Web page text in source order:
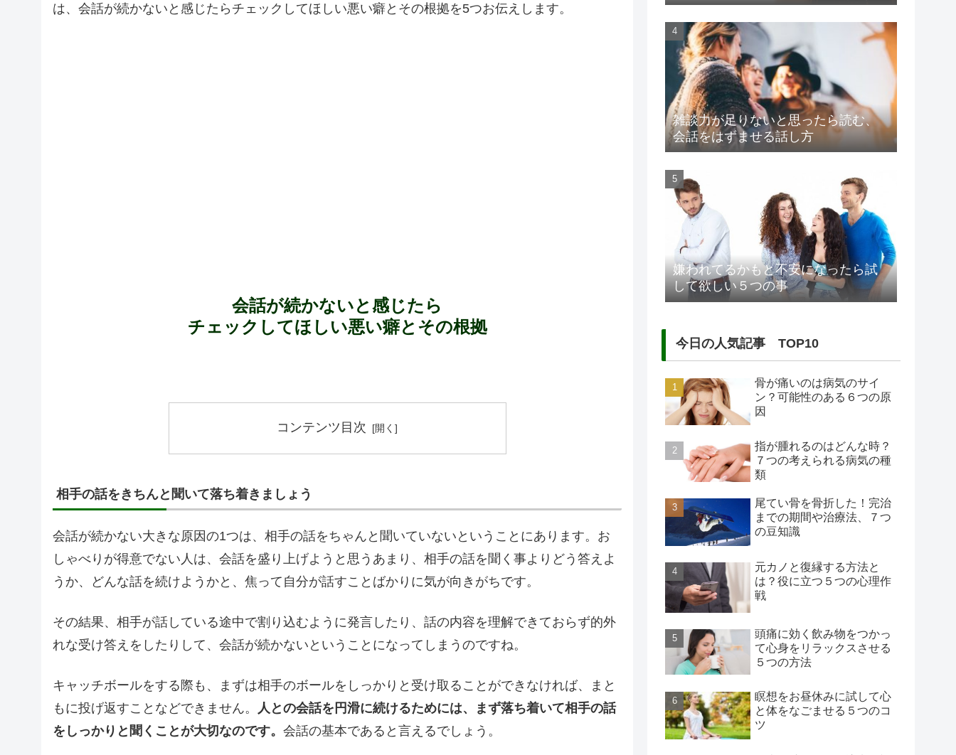
は、会話が続かないと感じたらチェックしてほしい悪い癖とその根拠を5つお伝えします。
会話が続かないと感じたら
チェックしてほしい悪い癖とその根拠
コンテンツ目次
相手の話をきちんと聞いて落ち着きましょう
会話が続かない大きな原因の1つは、相手の話をちゃんと聞いていないということにあります。お
しゃべりが得意でない人は、会話を盛り上げようと思うあまり、相手の話を聞く事よりどう答えよ
うか、どんな話を続けようかと、焦って自分が話すことばかりに気が向きがちです。
その結果、相手が話している途中で割り込むように発言したり、話の内容を理解できておらず的外
れな受け答えをしたりして、会話が続かないということになってしまうのですね。
キャッチボールをする際も、まずは相手のボールをしっかりと受け取ることができなければ、まと
もに投げ返すことなどできません。 人との会話を円滑に続けるためには、まず落ち着いて相手の話
をしっかりと聞くことが大切なのです。 会話の基本であると言えるでしょう。
雑談力が足りないと思ったら読む、
会話をはずませる話し方
嫌われてるかもと不安になったら試
して欲しい５つの事
今日の人気記事 TOP10
骨が痛いのは病気のサイ
ン？可能性のある６つの原
因
指が腫れるのはどんな時？
７つの考えられる病気の種
類
尾てい骨を骨折した！完治
までの期間や治療法、７つ
の豆知識
元カノと復縁する方法と
は？役に立つ５つの心理作
戦
頭痛に効く飲み物をつかっ
て心身をリラックスさせる
５つの方法
瞑想をお昼休みに試して心
と体をなごませる５つのコ
ツ